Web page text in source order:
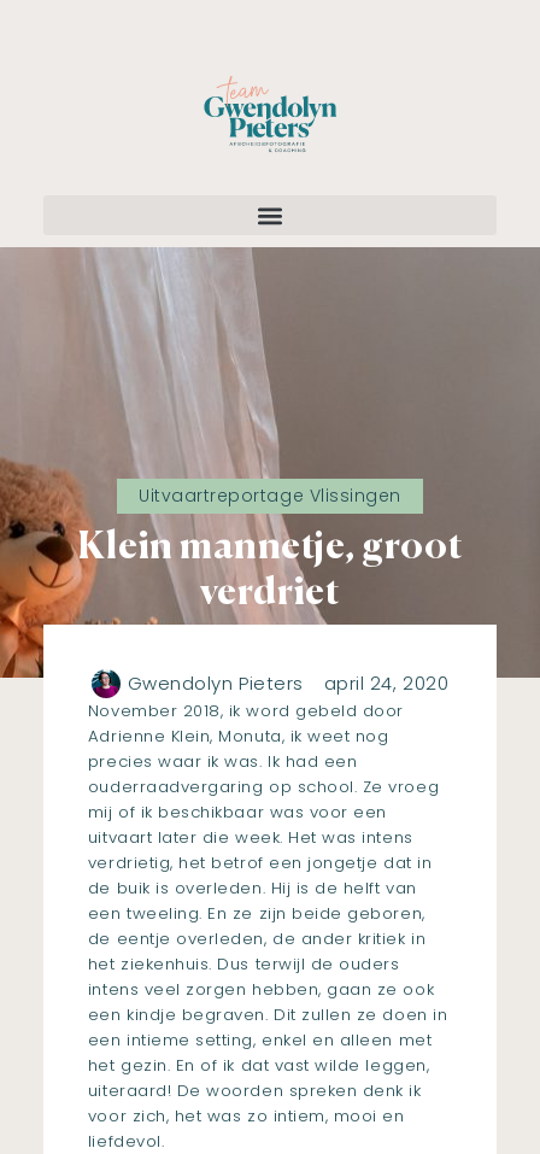
Uitvaartreportage Vlissingen
Klein mannetje, groot
verdriet
Gwendolyn Pieters april 24, 2020
November 2018, ik word gebeld door
Adrienne Klein, Monuta, ik weet nog
precies waar ik was. Ik had een
ouderraadvergaring op school. Ze vroeg
mij of ik beschikbaar was voor een
uitvaart later die week. Het was intens
verdrietig, het betrof een jongetje dat in
de buik is overleden. Hij is de helft van
een tweeling. En ze zijn beide geboren,
de eentje overleden, de ander kritiek in
het ziekenhuis. Dus terwijl de ouders
intens veel zorgen hebben, gaan ze ook
een kindje begraven. Dit zullen ze doen in
een intieme setting, enkel en alleen met
het gezin. En of ik dat vast wilde leggen,
uiteraard! De woorden spreken denk ik
voor zich, het was zo intiem, mooi en
liefdevol.